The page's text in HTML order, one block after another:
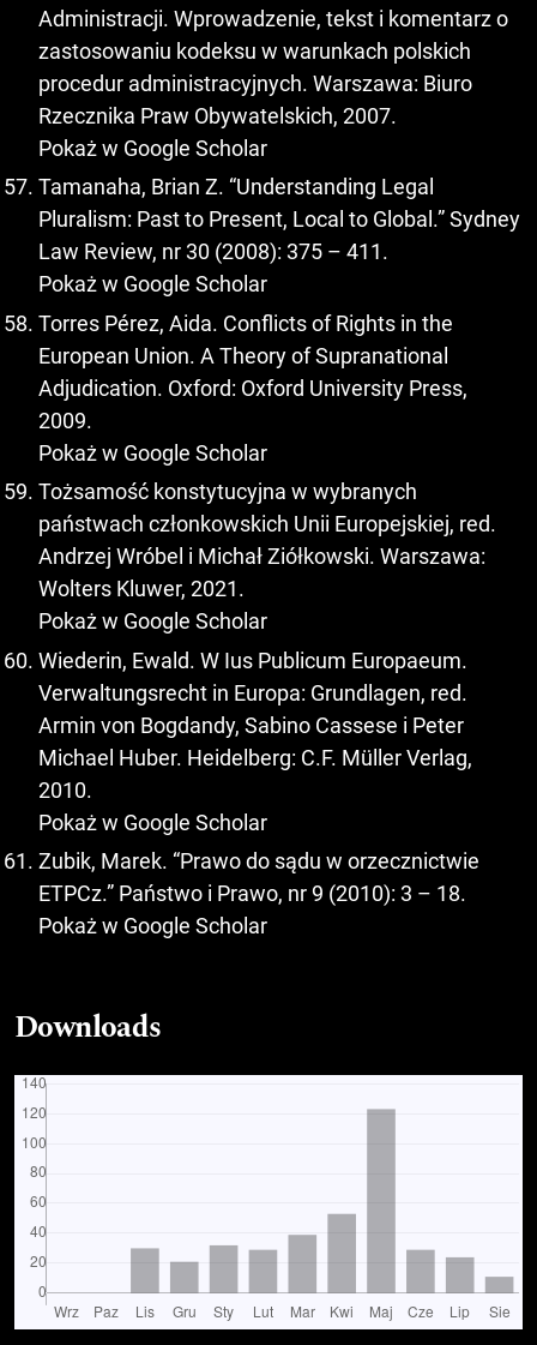
Administracji. Wprowadzenie, tekst i komentarz o
zastosowaniu kodeksu w warunkach polskich
procedur administracyjnych. Warszawa: Biuro
Rzecznika Praw Obywatelskich, 2007.
Pokaż w Google Scholar
Tamanaha, Brian Z. “Understanding Legal
Pluralism: Past to Present, Local to Global.” Sydney
Law Review, nr 30 (2008): 375 – 411.
Pokaż w Google Scholar
Torres Pérez, Aida. Conflicts of Rights in the
European Union. A Theory of Supranational
Adjudication. Oxford: Oxford University Press,
2009.
Pokaż w Google Scholar
Tożsamość konstytucyjna w wybranych
państwach członkowskich Unii Europejskiej, red.
Andrzej Wróbel i Michał Ziółkowski. Warszawa:
Wolters Kluwer, 2021.
Pokaż w Google Scholar
Wiederin, Ewald. W Ius Publicum Europaeum.
Verwaltungsrecht in Europa: Grundlagen, red.
Armin von Bogdandy, Sabino Cassese i Peter
Michael Huber. Heidelberg: C.F. Müller Verlag,
2010.
Pokaż w Google Scholar
Zubik, Marek. “Prawo do sądu w orzecznictwie
ETPCz.” Państwo i Prawo, nr 9 (2010): 3 – 18.
Pokaż w Google Scholar
Downloads